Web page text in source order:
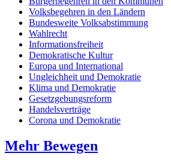
Volksbegehren in den Ländern
Bundesweite Volksabstimmung
Wahlrecht
Informationsfreiheit
Demokratische Kultur
Europa und International
Ungleichheit und Demokratie
Klima und Demokratie
Gesetzgebungsreform
Handelsverträge
Corona und Demokratie
Mehr Bewegen